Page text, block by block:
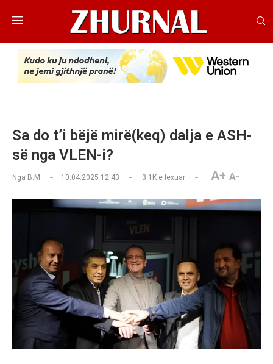
Sa do t’i bëjë mirë(keq) dalja e ASH-
së nga VLEN-i?
Nga B.M 10.04.2025 12:43 3.1K e lexuar A+ A-